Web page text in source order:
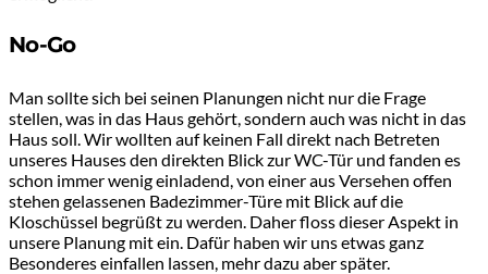
No-Go
Man sollte sich bei seinen Planungen nicht nur die Frage
stellen, was in das Haus gehört, sondern auch was nicht in das
Haus soll. Wir wollten auf keinen Fall direkt nach Betreten
unseres Hauses den direkten Blick zur WC-Tür und fanden es
schon immer wenig einladend, von einer aus Versehen offen
stehen gelassenen Badezimmer-Türe mit Blick auf die
Kloschüssel begrüßt zu werden. Daher floss dieser Aspekt in
unsere Planung mit ein. Dafür haben wir uns etwas ganz
Besonderes einfallen lassen, mehr dazu aber später.